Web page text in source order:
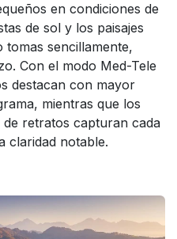
en condiciones de
de sol y los paisajes
sencillamente,
Con el modo Med-Tele
destacan con mayor
mientras que los
retratos capturan cada
claridad notable.